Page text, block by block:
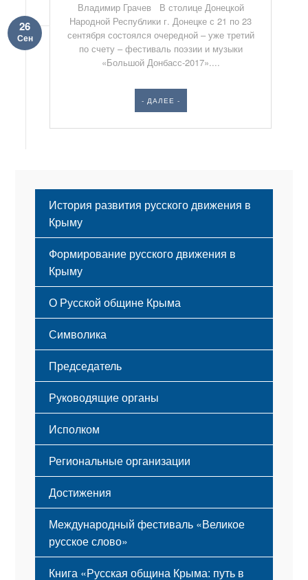
26
Сен
Владимир Грачев В столице Донецкой
Народной Республики г. Донецке с 21 по 23
сентября состоялся очередной – уже третий
по счету – фестиваль поэзии и музыки
«Большой Донбасс-2017»....
- ДАЛЕЕ -
История развития русского движения в
Крыму
Формирование русского движения в
Крыму
Русский Крым
О Русской общине Крыма
Этапы становления
Принципы деятельности
Структура
Мероприятия
Символика
Флаг
Герб
Гимн
Председатель
Руководящие органы
Исполком
Региональные организации
Достижения
Международный фестиваль «Великое
русское слово»
Книга «Русская община Крыма: путь в